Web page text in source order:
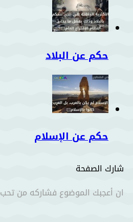
حكم عن البلاد
حكم عن الإسلام
شارك الصفحة
ان أعجبك الموضوع فشاركه من تحب